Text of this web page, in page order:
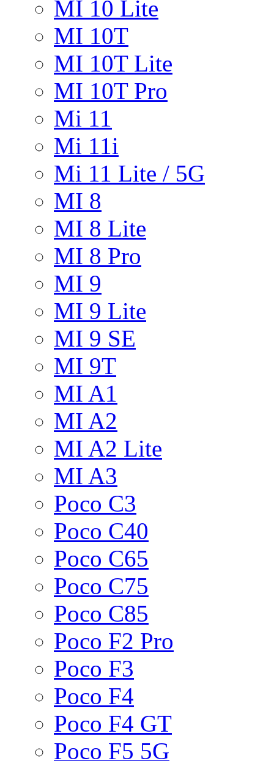
MI 10 Lite
MI 10T
MI 10T Lite
MI 10T Pro
Mi 11
Mi 11i
Mi 11 Lite / 5G
MI 8
MI 8 Lite
MI 8 Pro
MI 9
MI 9 Lite
MI 9 SE
MI 9T
MI A1
MI A2
MI A2 Lite
MI A3
Poco C3
Poco C40
Poco C65
Poco C75
Poco C85
Poco F2 Pro
Poco F3
Poco F4
Poco F4 GT
Poco F5 5G